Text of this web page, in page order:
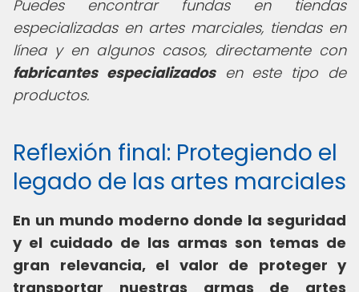
Puedes encontrar fundas en tiendas
especializadas en artes marciales, tiendas en
línea y en algunos casos, directamente con
fabricantes especializadosen este tipo de
productos.
Reflexión final: Protegiendo el
legado de las artes marciales
En un mundo moderno donde la seguridad
y el cuidado de las armas son temas de
gran relevancia, el valor de proteger y
transportar nuestras armas de artes